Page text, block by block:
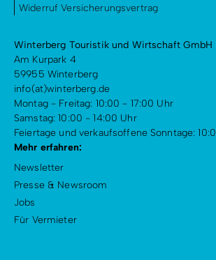
Widerruf Versicherungsvertrag
Winterberg Touristik und Wirtschaft GmbH
Am Kurpark 4
59955 Winterberg
info(at)winterberg.de
Montag - Freitag: 10:00 - 17:00 Uhr
Samstag: 10:00 - 14:00 Uhr
Feiertage und verkaufsoffene Sonntage:
Mehr erfahren:
Newsletter
Presse & Newsroom
Jobs
Für Vermieter